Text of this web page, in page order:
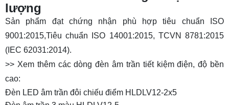
lượng
Sản phẩm đạt chứng nhận phù hợp tiêu chuẩn ISO
9001:2015,Tiêu chuẩn ISO 14001:2015, TCVN 8781:2015
(IEC 62031:2014).
>> Xem thêm các dòng đèn âm trần tiết kiệm điện, độ bền
cao:
Đèn LED âm trần đôi chiếu điểm HLDLV12-2x5